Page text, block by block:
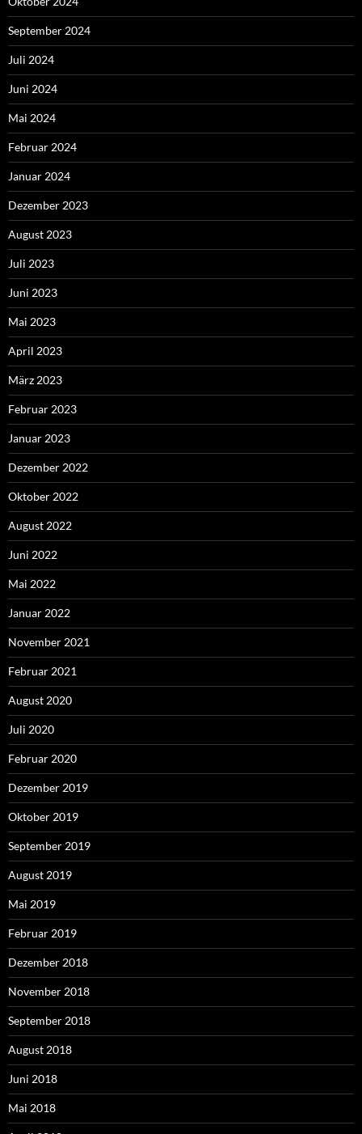
September 2024
Juli 2024
Juni 2024
Mai 2024
Februar 2024
Januar 2024
Dezember 2023
August 2023
Juli 2023
Juni 2023
Mai 2023
April 2023
März 2023
Februar 2023
Januar 2023
Dezember 2022
Oktober 2022
August 2022
Juni 2022
Mai 2022
Januar 2022
November 2021
Februar 2021
August 2020
Juli 2020
Februar 2020
Dezember 2019
Oktober 2019
September 2019
August 2019
Mai 2019
Februar 2019
Dezember 2018
November 2018
September 2018
August 2018
Juni 2018
Mai 2018